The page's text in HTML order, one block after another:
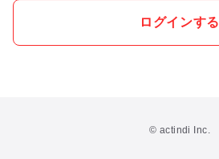
ログインする
© actindi Inc.